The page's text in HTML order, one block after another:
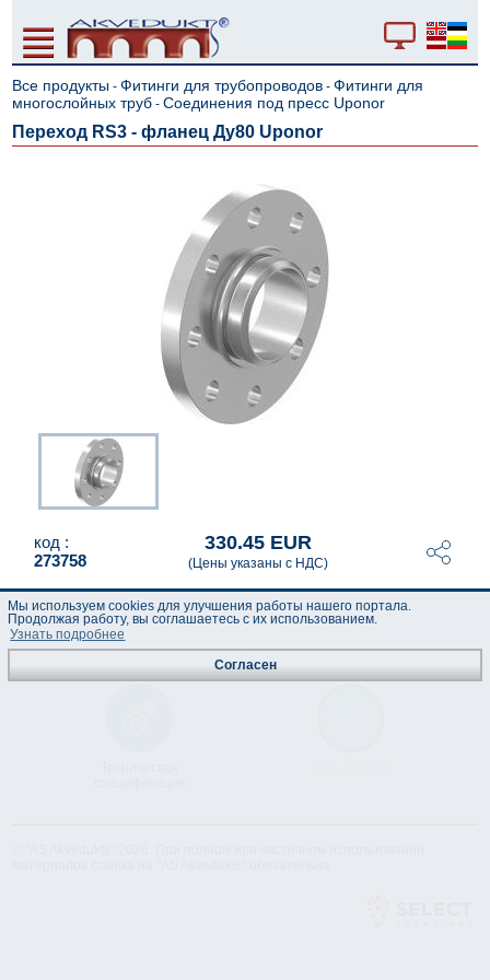
Все продукты -Фитинги для трубопроводов -Фитинги для
многослойных труб -Cоединения под пресс Uponor
Переход RS3 - фланец Ду80 Uponor
код :
273758
330.45 EUR
(Цены указаны с НДС)
Мы используем cookies для улучшения работы нашего портала.
Продолжая работу, вы соглашаетесь с их использованием.
Узнать подробнее
Согласен